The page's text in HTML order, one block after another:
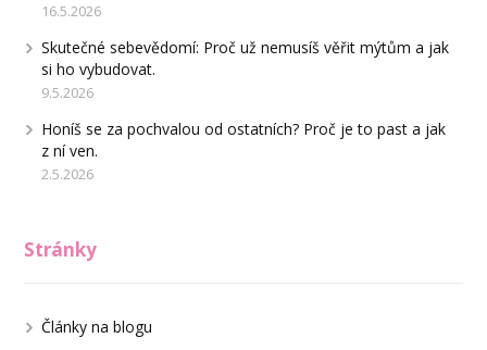
16.5.2026
Skutečné sebevědomí: Proč už nemusíš věřit mýtům a jak
si ho vybudovat.
9.5.2026
Honíš se za pochvalou od ostatních? Proč je to past a jak
z ní ven.
2.5.2026
Stránky
Články na blogu